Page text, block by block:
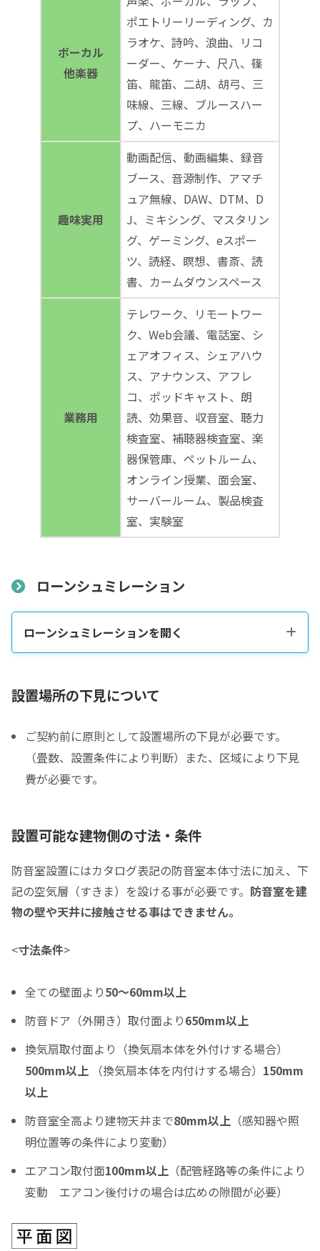
ボーカル
他楽器
ポエトリーリーディング、カ
ラオケ、詩吟、浪曲、リコ
ーダー、ケーナ、尺八、篠
笛、龍笛、二胡、胡弓、三
味線、三線、ブルースハー
プ、ハーモニカ
趣味実用
動画配信、動画編集、録音
ブース、音源制作、アマチ
ュア無線、DAW、DTM、D
J、ミキシング、マスタリン
グ、ゲーミング、eスポー
ツ、読経、瞑想、書斎、読
書、カームダウンスペース
業務用
テレワーク、リモートワー
ク、Web会議、電話室、シ
ェアオフィス、シェアハウ
ス、アナウンス、アフレ
コ、ポッドキャスト、朗
読、効果音、収音室、聴力
検査室、補聴器検査室、楽
器保管庫、ペットルーム、
オンライン授業、面会室、
サーバールーム、製品検査
室、実験室
ローンシュミレーション
ローンシュミレーションを開く
税込価格合計*
0 0
クレジットご利用金額
分割支払回数
ボーナス月の加算金額
0
ボーナス月の加算（上乗せ）金額をスライドして下さい（1万円単位）
シュミレーション結果
月々のお支払金額
（初回月のみ）お支払金額
設置場所の下見について
ご契約前に原則として設置場所の下見が必要です。
（畳数、設置条件により判断）また、区域により下見
費が必要です。
設置可能な建物側の寸法・条件
防音室設置にはカタログ表記の防音室本体寸法に加え、下
記の空気層（すきま）を設ける事が必要です。 防音室を建
物の壁や天井に接触させる事はできません。
<寸法条件>
全ての壁面より50～60mm以上
防音ドア（外開き）取付面より650mm以上
換気扇取付面より（換気扇本体を外付けする場合）
500mm以上 （換気扇本体を内付けする場合） 150mm
以上
防音室全高より建物天井まで80mm以上 （感知器や照
明位置等の条件により変動）
エアコン取付面100mm以上 （配管経路等の条件により
変動 エアコン後付けの場合は広めの隙間が必要）